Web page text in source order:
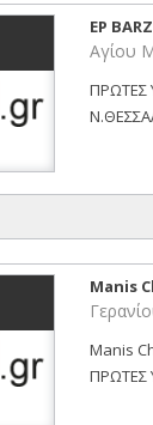
EP
Αγίου
ΠΡΩΤΕΣ
Manis
Manis
ΠΡΩΤΕΣ